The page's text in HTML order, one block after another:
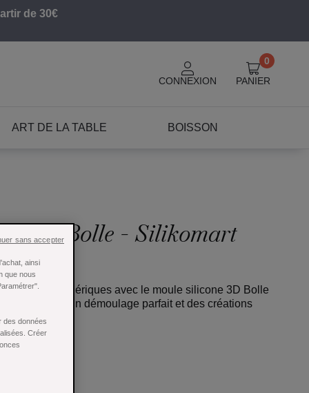
de 30€
CONNEXION PANIER
0
ART DE LA TABLE BOISSON
3D Bolle - Silikomart
ou gelées sphériques avec le moule silicone 3D Bolle
il garantit un démoulage parfait et des créations
ainsi
que nous
des données
Créer
sans accepter